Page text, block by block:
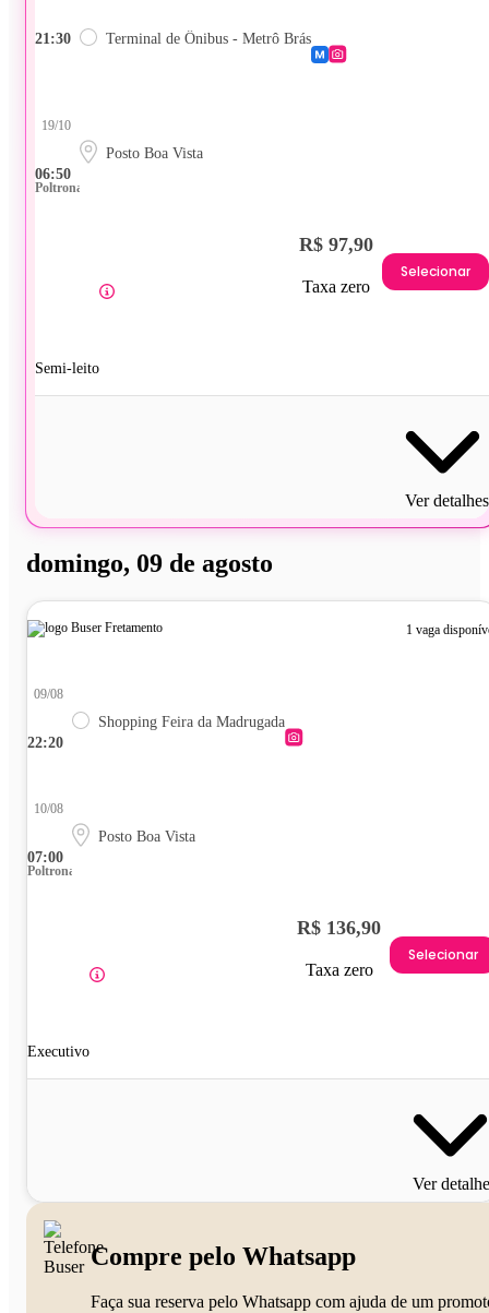
21:30 Terminal de Ônibus - Metrô Brás
06:50
19/10
Posto Boa Vista
Poltrona
Semi-leito
R$ 97,90
Taxa zero
Selecionar
Ver detalhes
domingo, 09 de agosto
1 vaga
22:20
09/08
Shopping Feira da Madrugada
07:00
10/08
Posto Boa Vista
Poltrona
Executivo
R$ 136,90
Taxa zero
Selecionar
Ver
Compre pelo Whatsapp
Faça sua reserva pelo Whatsapp com ajuda de um